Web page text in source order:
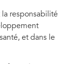
responsabilité
et dans le